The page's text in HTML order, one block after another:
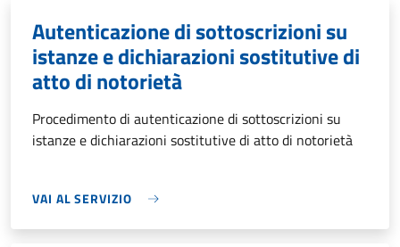
Autenticazione di sottoscrizioni su
istanze e dichiarazioni sostitutive di
atto di notorietà
Procedimento di autenticazione di sottoscrizioni su
istanze e dichiarazioni sostitutive di atto di notorietà
VAI AL SERVIZIO